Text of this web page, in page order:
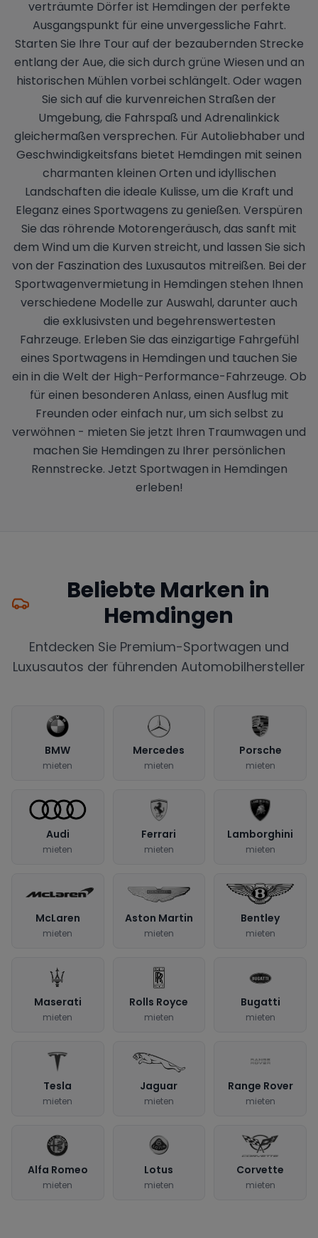
verträumte Dörfer ist Hemdingen der perfekte
Ausgangspunkt für eine unvergessliche Fahrt.
Starten Sie Ihre Tour auf der bezaubernden Strecke
entlang der Aue, die sich durch grüne Wiesen und an
historischen Mühlen vorbei schlängelt. Oder wagen
Sie sich auf die kurvenreichen Straßen der
Umgebung, die Fahrspaß und Adrenalinkick
gleichermaßen versprechen. Für Autoliebhaber und
Geschwindigkeitsfans bietet Hemdingen mit seinen
charmanten kleinen Orten und idyllischen
Landschaften die ideale Kulisse, um die Kraft und
Eleganz eines Sportwagens zu genießen. Verspüren
Sie das röhrende Motorengeräusch, das sanft mit
dem Wind um die Kurven streicht, und lassen Sie sich
von der Faszination des Luxusautos mitreißen. Bei der
Sportwagenvermietung in Hemdingen stehen Ihnen
verschiedene Modelle zur Auswahl, darunter auch
die exklusivsten und begehrenswertesten
Fahrzeuge. Erleben Sie das einzigartige Fahrgefühl
eines Sportwagens in Hemdingen und tauchen Sie
ein in die Welt der High-Performance-Fahrzeuge. Ob
für einen besonderen Anlass, einen Ausflug mit
Freunden oder einfach nur, um sich selbst zu
verwöhnen - mieten Sie jetzt Ihren Traumwagen und
machen Sie Hemdingen zu Ihrer persönlichen
Rennstrecke. Jetzt Sportwagen in Hemdingen
erleben!
Beliebte Marken in
Hemdingen
Entdecken Sie Premium-Sportwagen und
Luxusautos der führenden Automobilhersteller
BMW
mieten
Mercedes
mieten
Porsche
mieten
Audi
mieten
Ferrari
mieten
Lamborghini
mieten
McLaren
mieten
Aston Martin
mieten
Bentley
mieten
Maserati
mieten
Rolls Royce
mieten
Bugatti
mieten
Tesla
mieten
Jaguar
mieten
Range Rover
mieten
Alfa Romeo
mieten
Lotus
mieten
Corvette
mieten